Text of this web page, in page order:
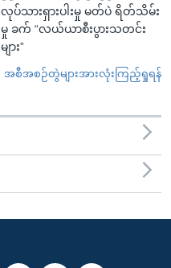
လုပ်သားရှားပါးမှု မတ်ပဲ ရိတ်သိမ်း
မှု ခက် “လယ်ယာစီးပွားသတင်း
များ”
အစီအစဉ်တွဲများအားလုံးကြည့်ရှုရန်